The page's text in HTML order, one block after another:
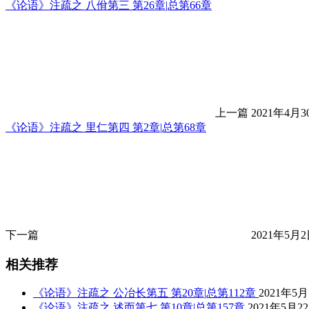
《论语》注疏之 八佾第三 第26章|总第66章
上一篇 2021年4月
《论语》注疏之 里仁第四 第2章|总第68章
下一篇 2021年5月
相关推荐
《论语》注疏之 公冶长第五 第20章|总第112章 2021年5